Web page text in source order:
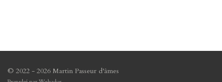
© 2022 - 2026 Martin Passeur d'âmes